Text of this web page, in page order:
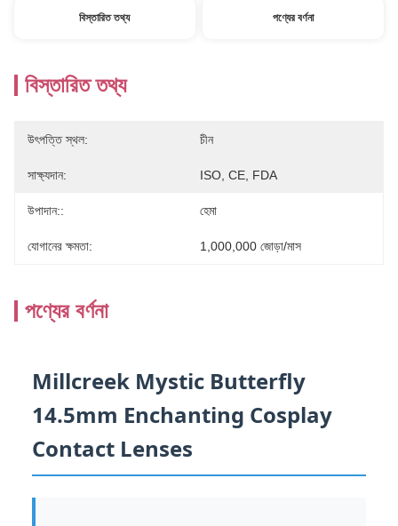
বিস্তারিত তথ্য পণ্যের বর্ণনা
বিস্তারিত তথ্য
উৎপত্তি স্থল: চীন
সাক্ষ্যদান: ISO, CE, FDA
উপাদান:: হেমা
যোগানের ক্ষমতা: 1,000,000 জোড়া/মাস
পণ্যের বর্ণনা
Millcreek Mystic Butterfly
14.5mm Enchanting Cosplay
Contact Lenses